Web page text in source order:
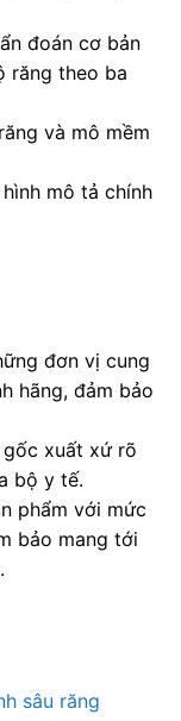
đoán cơ bản
răng theo ba
và mô mềm
mô tả chính
đơn vị cung
hãng, đảm bảo
gốc xuất xứ rõ
bộ y tế.
phẩm với mức
bảo mang tới